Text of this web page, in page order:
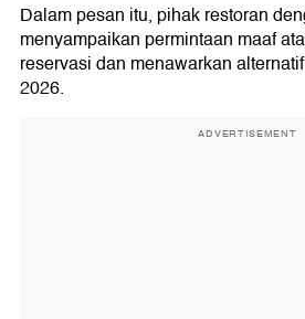
Dalam pesan itu, pihak restoran
menyampaikan permintaan maaf
reservasi dan menawarkan
2026.
ADVERTISEMENT